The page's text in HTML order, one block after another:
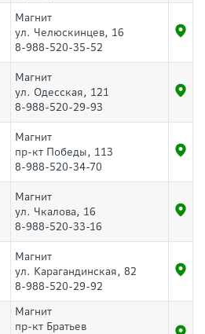
Магнит
ул. Челюскинцев, 16
8-988-520-35-52
Магнит
ул. Одесская, 121
8-988-520-29-93
Магнит
пр-кт Победы, 113
8-988-520-34-70
Магнит
ул. Чкалова, 16
8-988-520-33-16
Магнит
ул. Карагандинская, 82
8-988-520-29-92
Магнит
пр-кт Братьев